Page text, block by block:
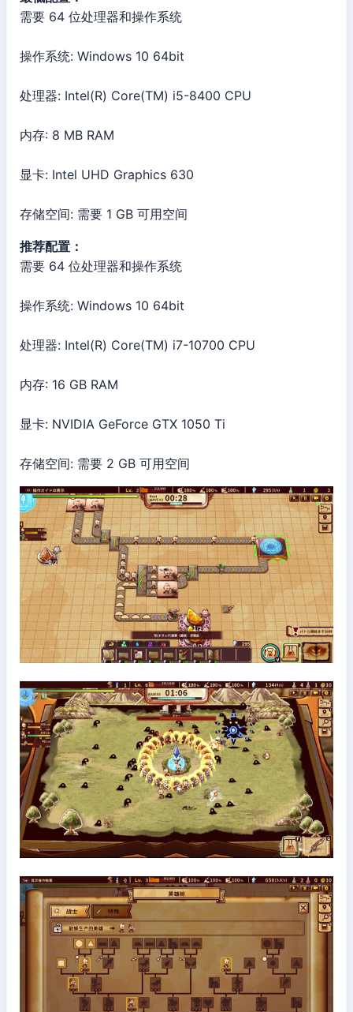
需要 64 位处理器和操作系统
操作系统: Windows 10 64bit
处理器: Intel(R) Core(TM) i5-8400 CPU
内存: 8 MB RAM
显卡: Intel UHD Graphics 630
存储空间: 需要 1 GB 可用空间
推荐配置：
需要 64 位处理器和操作系统
操作系统: Windows 10 64bit
处理器: Intel(R) Core(TM) i7-10700 CPU
内存: 16 GB RAM
显卡: NVIDIA GeForce GTX 1050 Ti
存储空间: 需要 2 GB 可用空间